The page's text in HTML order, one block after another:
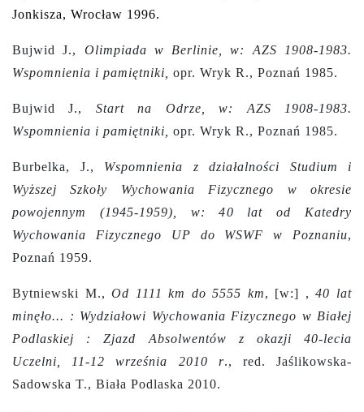
Jonkisza, Wrocław 1996.
Bujwid J., Olimpiada w Berlinie, w: AZS 1908-1983.
Wspomnienia i pamiętniki,
opr. Wryk R., Poznań 1985.
Bujwid J., Start na Odrze, w: AZS 1908-1983.
Wspomnienia i pamiętniki,
opr. Wryk R., Poznań 1985.
Burbelka, J., Wspomnienia z działalności Studium i
Wyższej Szkoły Wychowania Fizycznego w okresie
powojennym (1945-1959), w: 40 lat od Katedry
Wychowania Fizycznego UP do WSWF w Poznaniu,
Poznań 1959.
Bytniewski M.,Od 1111 km do 5555 km, [w:] ,40 lat
minęło... : Wydziałowi Wychowania Fizycznego w Białej
Podlaskiej : Zjazd Absolwentów z okazji 40-lecia
Uczelni, 11-12 września 2010 r., red. Jaślikowska-
Sadowska T., Biała Podlaska 2010.